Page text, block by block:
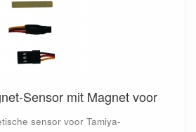
Sensor mit Magnet voor
sensor voor Tamiya-